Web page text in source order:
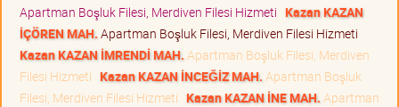
Apartman Boşluk Filesi, Merdiven Filesi Hizmeti Kazan KAZAN
İÇÖREN MAH. Apartman Boşluk Filesi, Merdiven Filesi Hizmeti
Kazan KAZAN İMRENDİ MAH. Apartman Boşluk Filesi, Merdiven
Filesi Hizmeti Kazan KAZAN İNCEĞİZ MAH. Apartman Boşluk
Filesi, Merdiven Filesi Hizmeti Kazan KAZAN İNE MAH. Apartman